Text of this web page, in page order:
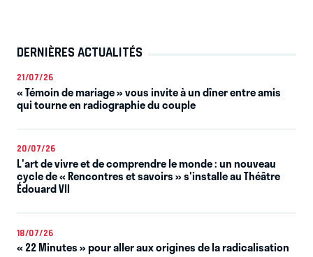
DERNIÈRES ACTUALITÉS
21/07/26
« Témoin de mariage » vous invite à un dîner entre amis
qui tourne en radiographie du couple
20/07/26
L'art de vivre et de comprendre le monde : un nouveau
cycle de « Rencontres et savoirs » s'installe au Théâtre
Édouard VII
18/07/26
« 22 Minutes » pour aller aux origines de la radicalisation